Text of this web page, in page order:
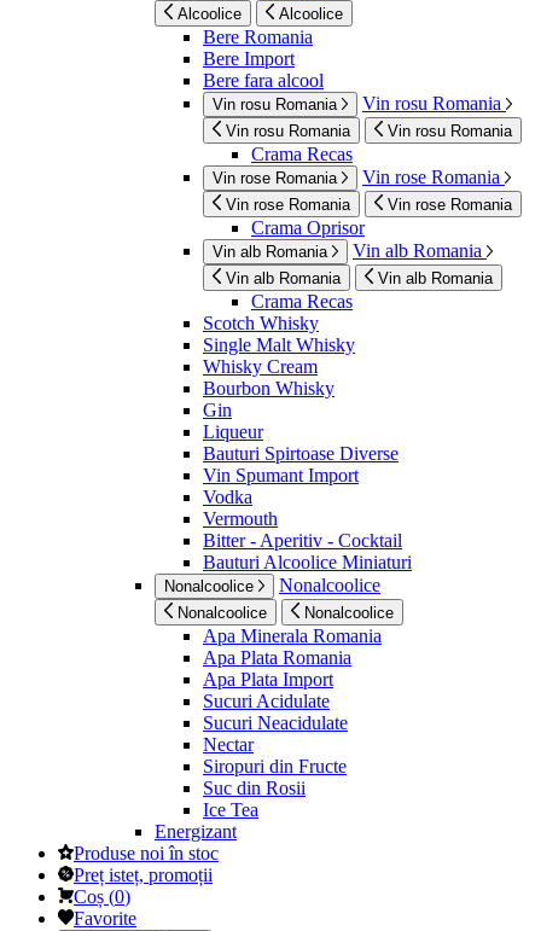
Alcoolice Alcoolice
Bere Romania
Bere Import
Bere fara alcool
Vin rosu Romania Vin rosu Romania
Vin rosu Romania Vin rosu Romania
Crama Recas
Vin rose Romania Vin rose Romania
Vin rose Romania Vin rose Romania
Crama Oprisor
Vin alb Romania Vin alb Romania
Vin alb Romania Vin alb Romania
Crama Recas
Scotch Whisky
Single Malt Whisky
Whisky Cream
Bourbon Whisky
Gin
Liqueur
Bauturi Spirtoase Diverse
Vin Spumant Import
Vodka
Vermouth
Bitter - Aperitiv - Cocktail
Bauturi Alcoolice Miniaturi
Nonalcoolice Nonalcoolice
Nonalcoolice Nonalcoolice
Apa Minerala Romania
Apa Plata Romania
Apa Plata Import
Sucuri Acidulate
Sucuri Neacidulate
Nectar
Siropuri din Fructe
Suc din Rosii
Ice Tea
Energizant
Produse noi în stoc
Preț isteț, promoții
Coș (0)
Favorite